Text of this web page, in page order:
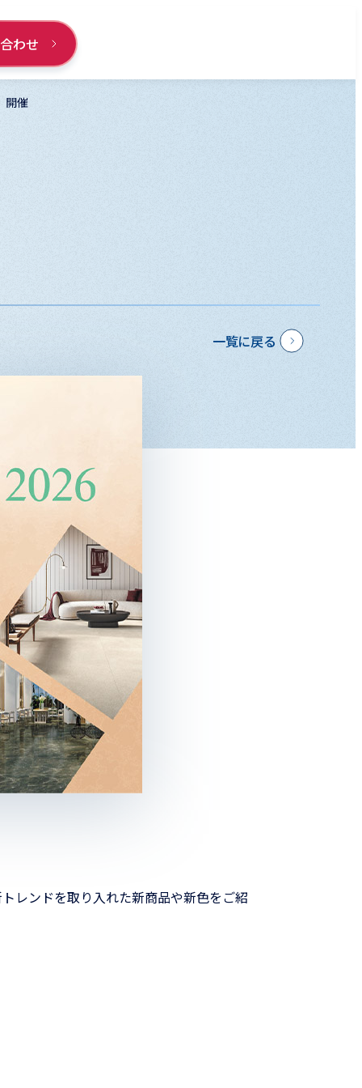
わせ
開催
一覧に戻る
レンドを取り入れた新商品や新色をご紹